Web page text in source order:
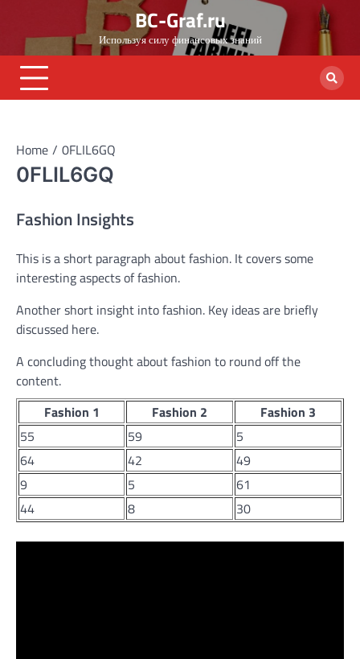
content
BC-Graf.ru
Используя силу финансовых знаний
Home 0FLIL6GQ
0FLIL6GQ
Fashion Insights
This is a short paragraph about fashion. It covers some
interesting aspects of fashion.
Another short insight into fashion. Key ideas are briefly
discussed here.
A concluding thought about fashion to round off the
content.
Fashion 1
Fashion 2
Fashion 3
55
59
5
64
42
49
9
5
61
44
8 30